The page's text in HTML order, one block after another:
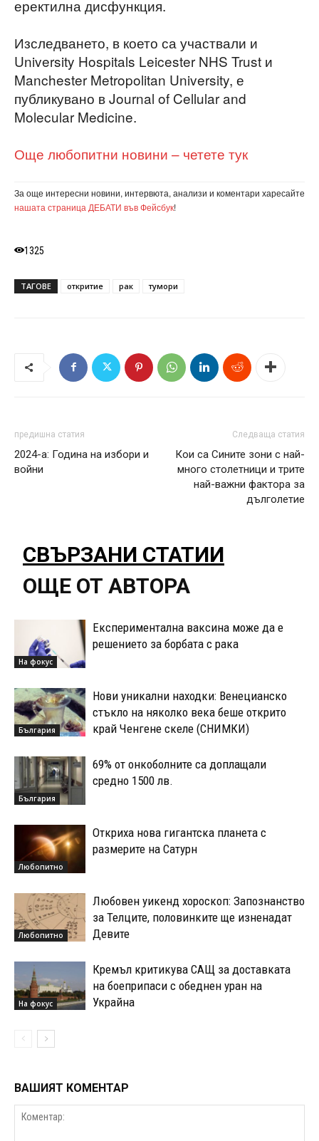
еректилна дисфункция.
Изследването, в което са участвали и
University Hospitals Leicester NHS Trust и
Manchester Metropolitan University, е
публикувано в Journal of Cellular and
Molecular Medicine.
Още любопитни новини – четете тук
За още интересни новини, интервюта, анализи и коментари харесайте
нашата страница ДЕБАТИ във Фейсбук!
1325
ТАГОВЕ откритие рак тумори
предишна статия
2024-а: Година на избори и
войни
Следваща статия
Кои са Сините зони с най-
много столетници и трите
най-важни фактора за
дълголетие
СВЪРЗАНИ СТАТИИ
ОЩЕ ОТ АВТОРА
На фокус
Експериментална ваксина може да е
решението за борбата с рака
България
Нови уникални находки: Венецианско
стъкло на няколко века беше открито
край Ченгене скеле (СНИМКИ)
България
69% от онкоболните са доплащали
средно 1500 лв.
Любопитно
Откриха нова гигантска планета с
размерите на Сатурн
Любопитно
Любовен уикенд хороскоп: Запознанство
за Телците, половинките ще изненадат
Девите
На фокус
Кремъл критикува САЩ за доставката
на боеприпаси с обеднен уран на
Украйна
ВАШИЯТ КОМЕНТАР